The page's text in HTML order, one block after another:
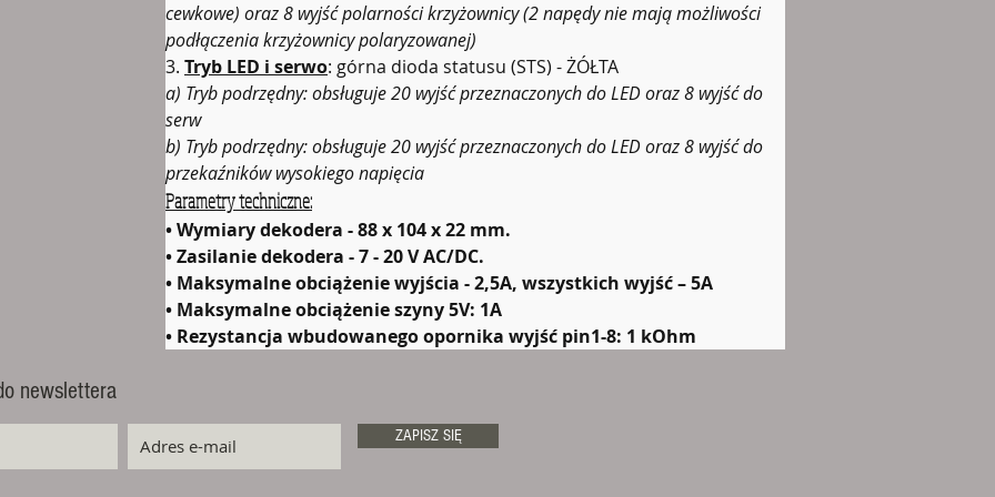
cewkowe) oraz 8 wyjść polarności krzyżownicy (2 napędy nie mają możliwości
podłączenia krzyżownicy polaryzowanej)
3. Tryb LED i serwo: górna dioda statusu (STS) - ŻÓŁTA
a) Tryb podrzędny: obsługuje 20 wyjść przeznaczonych do LED oraz 8 wyjść do
serw
b) Tryb podrzędny: obsługuje 20 wyjść przeznaczonych do LED oraz 8 wyjść do
przekaźników wysokiego napięcia
Parametry techniczne:
• Wymiary dekodera - 88 x 104 x 22 mm.
• Zasilanie dekodera - 7 - 20 V AC/DC.
• Maksymalne obciążenie wyjścia - 2,5A, wszystkich wyjść – 5A
• Maksymalne obciążenie szyny 5V: 1A
• Rezystancja wbudowanego opornika wyjść pin1-8: 1 kOhm
newslettera
ZAPISZ SIĘ